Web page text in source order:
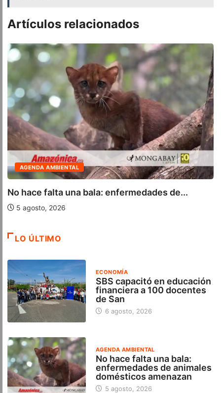
Artículos relacionados
AGENDA AMBIENTAL
No hace falta una bala: enfermedades de...
5 agosto, 2026
LO ÚLTIMO
ECONOMÍA
SBS capacitó en educación
financiera a 100 docentes
de San
6 agosto, 2026
AGENDA AMBIENTAL
No hace falta una bala:
enfermedades de animales
domésticos amenazan
5 agosto, 2026